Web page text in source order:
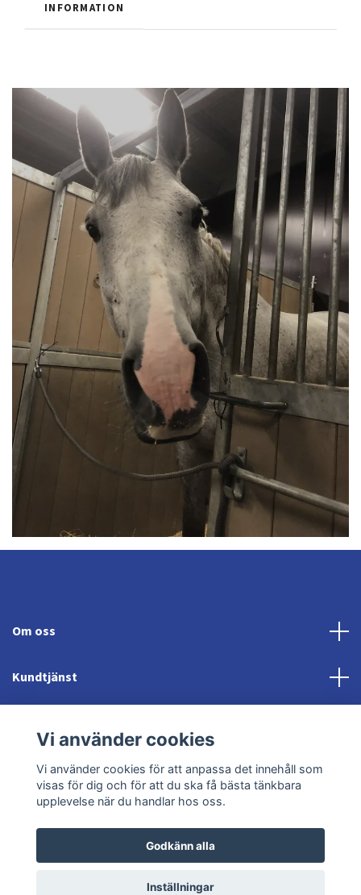
INFORMATION
Om oss
Kundtjänst
Sociala medier
© 2026 Jonröds EquishopPowered by Quickbutik
Vi använder cookies
Vi använder cookies för att anpassa det innehåll som
visas för dig och för att du ska få bästa tänkbara
upplevelse när du handlar hos oss.
Godkänn alla
Inställningar